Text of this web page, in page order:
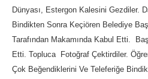
Dünyası, Estergon Kalesini Gezdiler.
Bindikten Sonra Keçiören Belediye
Tarafından Makamında Kabul Etti.
Etti. Topluca Fotoğraf Çektirdiler.
Çok Beğendiklerini Ve Teleferiğe